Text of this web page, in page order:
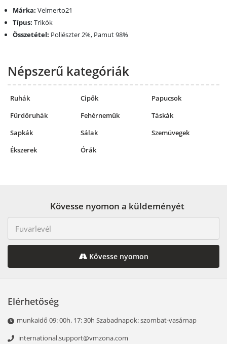
Márka: Velmerto21
Típus: Trikók
Összetétel: Poliészter 2%, Pamut 98%
Népszerű kategóriák
Ruhák Cipők
Papucsok
Fürdőruhák
Fehérneműk
Táskák
Sapkák
Sálak
Szemüvegek
Ékszerek
Órák
Kövesse nyomon a küldeményét
Kövesse nyomon
Elérhetőség
munkaidő 09: 00h. 17: 30h Szabadnapok: szombat-vasárnap
international.support@vmzona.com